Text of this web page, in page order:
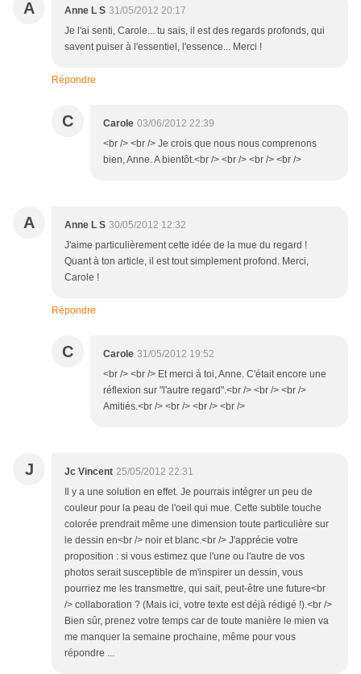
A Anne L S 31/05/2012 20:17
Je l'ai senti, Carole... tu sais, il est des regards profonds, qui
savent puiser à l'essentiel, l'essence... Merci !
Répondre
C Carole 03/06/2012 22:39
<br /> <br /> Je crois que nous nous comprenons
bien, Anne. A bientôt.<br /> <br /> <br /> <br />
A Anne L S 30/05/2012 12:32
J'aime particulièrement cette idée de la mue du regard !
Quant à ton article, il est tout simplement profond. Merci,
Carole !
Répondre
C Carole 31/05/2012 19:52
<br /> <br /> Et merci à toi, Anne. C'était encore une
réflexion sur "l'autre regard".<br /> <br /> <br />
Amitiés.<br /> <br /> <br /> <br />
J Jc Vincent 25/05/2012 22:31
Il y a une solution en effet. Je pourrais intégrer un peu de
couleur pour la peau de l'oeil qui mue. Cette subtile touche
colorée prendrait même une dimension toute particulière sur
le dessin en<br /> noir et blanc.<br /> J'apprécie votre
proposition : si vous estimez que l'une ou l'autre de vos
photos serait susceptible de m'inspirer un dessin, vous
pourriez me les transmettre, qui sait, peut-être une future<br
/> collaboration ? (Mais ici, votre texte est déjà rédigé !).<br />
Bien sûr, prenez votre temps car de toute manière le mien va
me manquer la semaine prochaine, même pour vous
répondre ...